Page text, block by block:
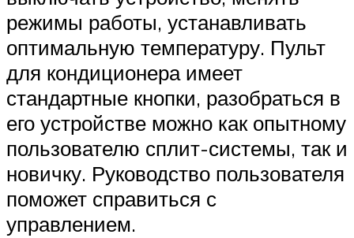
режимы работы, устанавливать
оптимальную температуру. Пульт
для кондиционера имеет
стандартные кнопки, разобраться в
его устройстве можно как опытному
пользователю сплит-системы, так и
новичку. Руководство пользователя
поможет справиться с
управлением.